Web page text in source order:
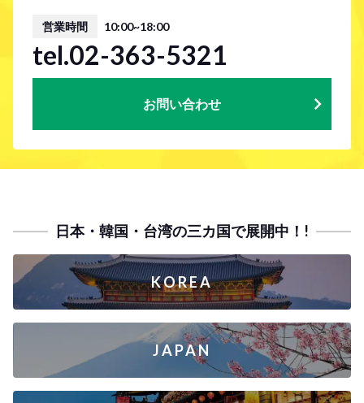
営業時間 10:00~18:00
tel.02-363-5321
お問い合わせ
日本・韓国・台湾の三カ国で展開中！!
KOREA
JAPAN